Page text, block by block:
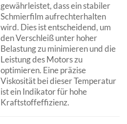
gewährleistet, dass ein stabiler
Schmierfilm aufrechterhalten
wird. Dies ist entscheidend, um
den Verschleiß unter hoher
Belastung zu minimieren und die
Leistung des Motors zu
optimieren. Eine präzise
Viskosität bei dieser Temperatur
ist ein Indikator für hohe
Kraftstoffeffizienz.